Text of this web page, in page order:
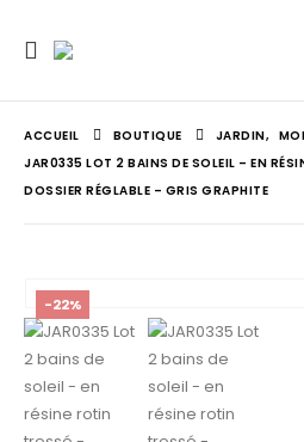
ACCUEIL BOUTIQUE JARDIN,
JAR0335 LOT 2 BAINS DE SOLEIL – EN
DOSSIER RÉGLABLE – GRIS GRAPHITE
-22%